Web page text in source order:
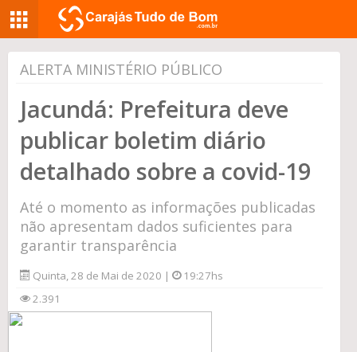
ALERTA MINISTÉRIO PÚBLICO
Jacundá: Prefeitura deve
publicar boletim diário
detalhado sobre a covid-19
Até o momento as informações publicadas
não apresentam dados suficientes para
garantir transparência
Quinta, 28 de Mai de 2020 |
19:27hs
2.391